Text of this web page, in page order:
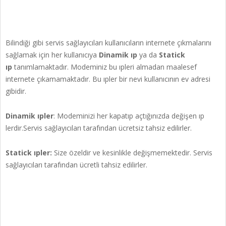
Bilindiği gibi servis sağlayıcıları kullanıcıların internete çıkmalarını
sağlamak için her kullanıcıya Dinamik ıp ya da Statick
ıp tanımlamaktadır. Modeminiz bu ıpleri almadan maalesef
internete çıkamamaktadır. Bu ıpler bir nevi kullanıcının ev adresi
gibidir.
Dinamik ıpler: Modeminizi her kapatıp açtığınızda değişen ıp
lerdir.Servis sağlayıcıları tarafından ücretsiz tahsiz edilirler.
Statick ıpler: Size özeldir ve kesinlikle değişmemektedir. Servis
sağlayıcıları tarafından ücretli tahsiz edilirler.